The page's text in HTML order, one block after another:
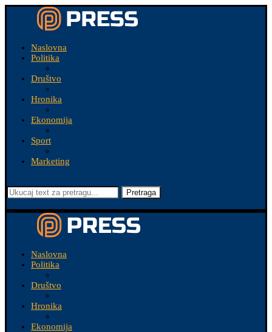
Naslovna
Politika
Društvo
Hronika
Ekonomija
Sport
Marketing
Pretraga
Naslovna
Politika
Društvo
Hronika
Ekonomija